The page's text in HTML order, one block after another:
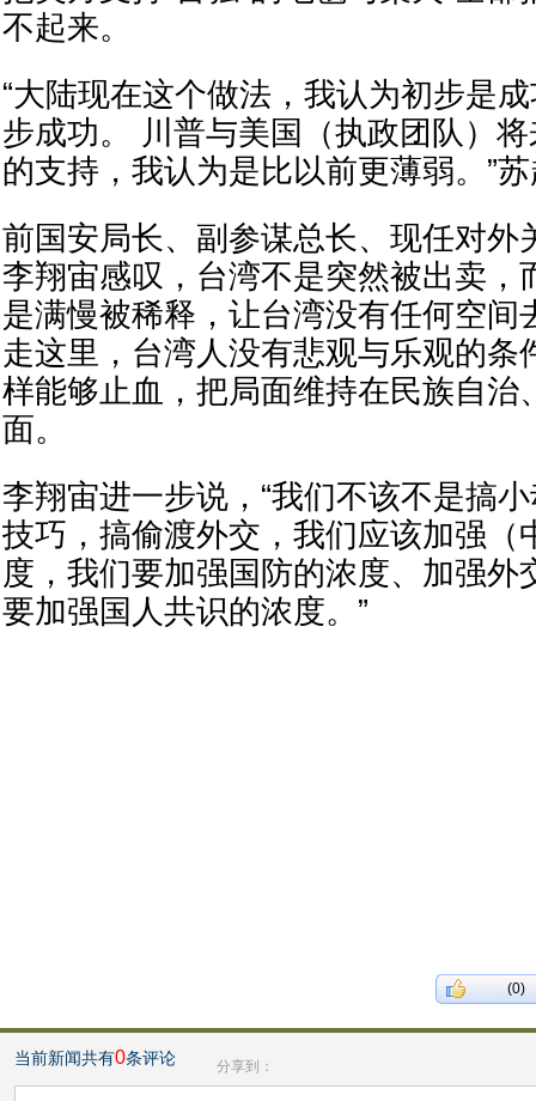
不起来。
“大陆现在这个做法，我认为初步是
步成功。 川普与美国（执政团队）
的支持，我认为是比以前更薄弱。”
前国安局长、副参谋总长、现任对外
李翔宙感叹，台湾不是突然被出卖，
是满慢被稀释，让台湾没有任何空间
走这里，台湾人没有悲观与乐观的条
样能够止血，把局面维持在民族自治
面。
李翔宙进一步说，“我们不该不是搞
技巧，搞偷渡外交，我们应该加强（
度，我们要加强国防的浓度、加强外
要加强国人共识的浓度。”
(0)
当前新闻共有0条评论 分享到：